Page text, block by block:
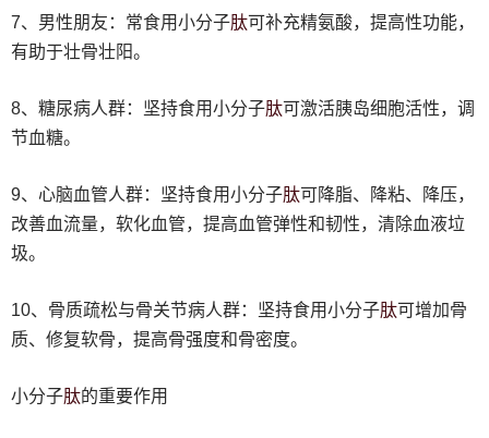
7、男性朋友：常食用小分子肽可补充精氨酸，提高性功能，
有助于壮骨壮阳。
8、糖尿病人群：坚持食用小分子肽可激活胰岛细胞活性，调
节血糖。
9、心脑血管人群：坚持食用小分子肽可降脂、降粘、降压，
改善血流量，软化血管，提高血管弹性和韧性，清除血液垃
圾。
10、骨质疏松与骨关节病人群：坚持食用小分子肽可增加骨
质、修复软骨，提高骨强度和骨密度。
小分子肽的重要作用